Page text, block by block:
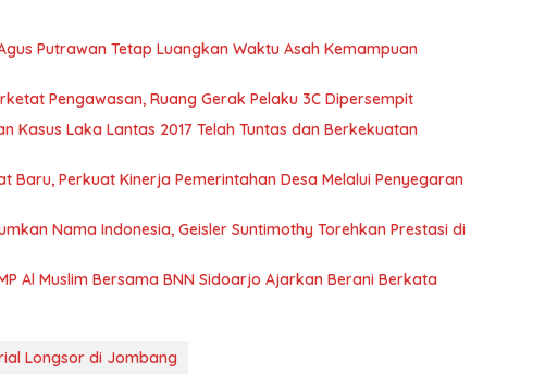
Putrawan Tetap Luangkan Waktu Asah Kemampuan
Pengawasan, Ruang Gerak Pelaku 3C Dipersempit
Kasus Laka Lantas 2017 Telah Tuntas dan Berkekuatan
Baru, Perkuat Kinerja Pemerintahan Desa Melalui Penyegaran
Nama Indonesia, Geisler Suntimothy Torehkan Prestasi di
Al Muslim Bersama BNN Sidoarjo Ajarkan Berani Berkata
Longsor di Jombang